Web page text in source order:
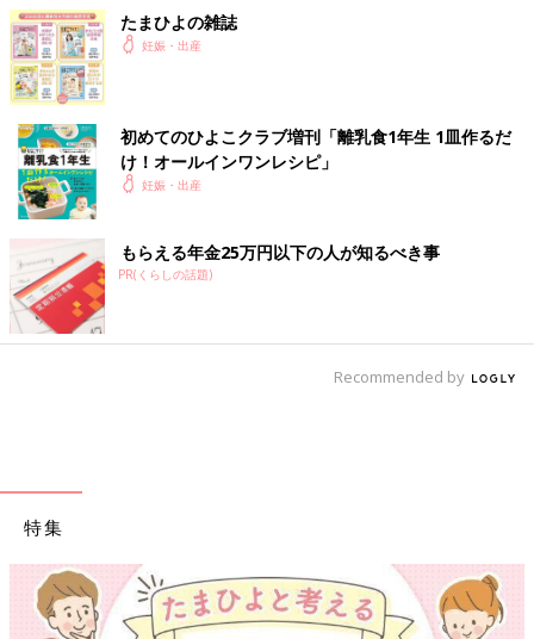
たまひよの雑誌
妊娠・出産
初めてのひよこクラブ増刊「離乳食1年生 1皿作るだ
け！オールインワン​レシピ」
妊娠・出産
もらえる年金25万円以下の人が知るべき事
PR(くらしの話題)
Recommended by
特集
【ワクチン接種できるものも】妊婦の感染症